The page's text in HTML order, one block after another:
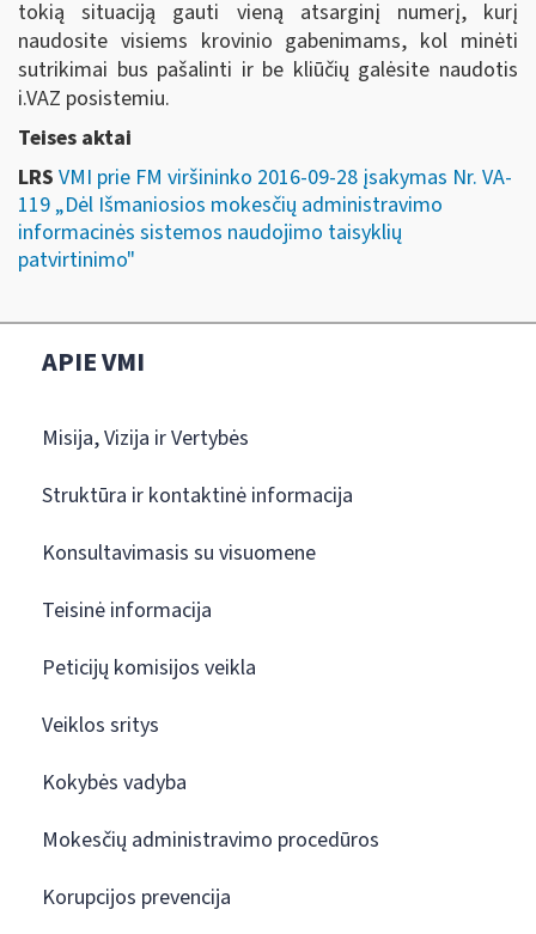
tokią situaciją gauti vieną atsarginį numerį, kurį
naudosite visiems krovinio gabenimams, kol minėti
sutrikimai bus pašalinti ir be kliūčių galėsite naudotis
i.VAZ posistemiu.
Teises aktai
LRS VMI prie FM viršininko 2016-09-28 įsakymas Nr. VA-
119 „Dėl Išmaniosios mokesčių administravimo
informacinės sistemos naudojimo taisyklių
patvirtinimo"
APIE VMI
Misija, Vizija ir Vertybės
Struktūra ir kontaktinė informacija
Konsultavimasis su visuomene
Teisinė informacija
Peticijų komisijos veikla
Veiklos sritys
Kokybės vadyba
Mokesčių administravimo procedūros
Korupcijos prevencija